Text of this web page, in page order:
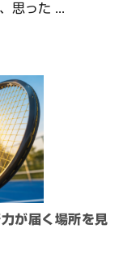
思った ...
が届く場所を見